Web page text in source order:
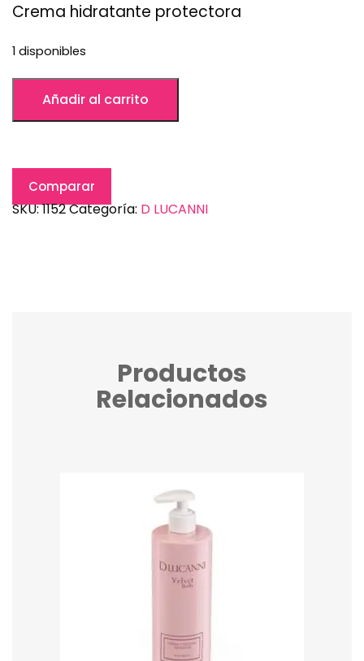
Crema hidratante protectora
1 disponibles
Añadir al carrito
Comparar
SKU:1152Categoría: D LUCANNI
Productos
Relacionados